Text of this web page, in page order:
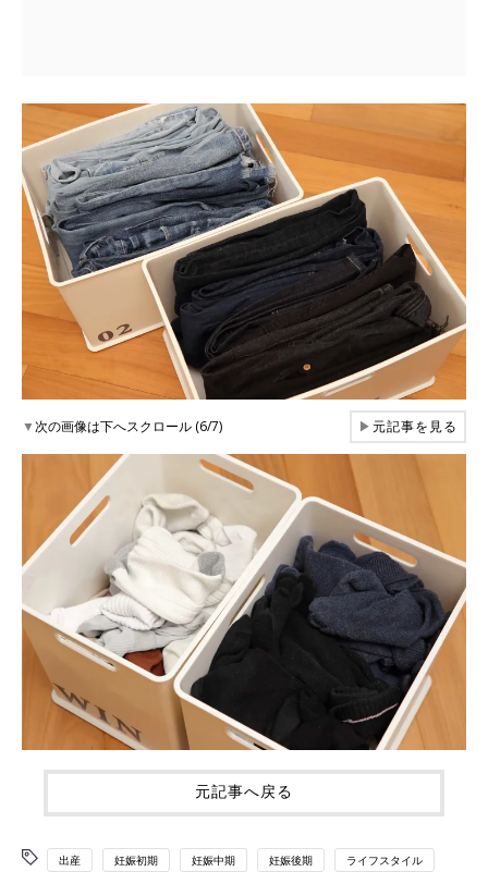
▼次の画像は下へスクロール (6/7) ▶元記事を見る
元記事へ戻る
出産 妊娠初期 妊娠中期 妊娠後期 ライフスタイル